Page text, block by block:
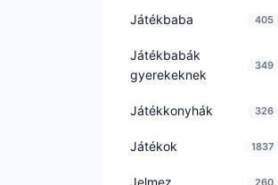
Játékbaba 405
Játékbabák
gyerekeknek
349
Játékkonyhák 326
Játékok 1837
Jelmez 260